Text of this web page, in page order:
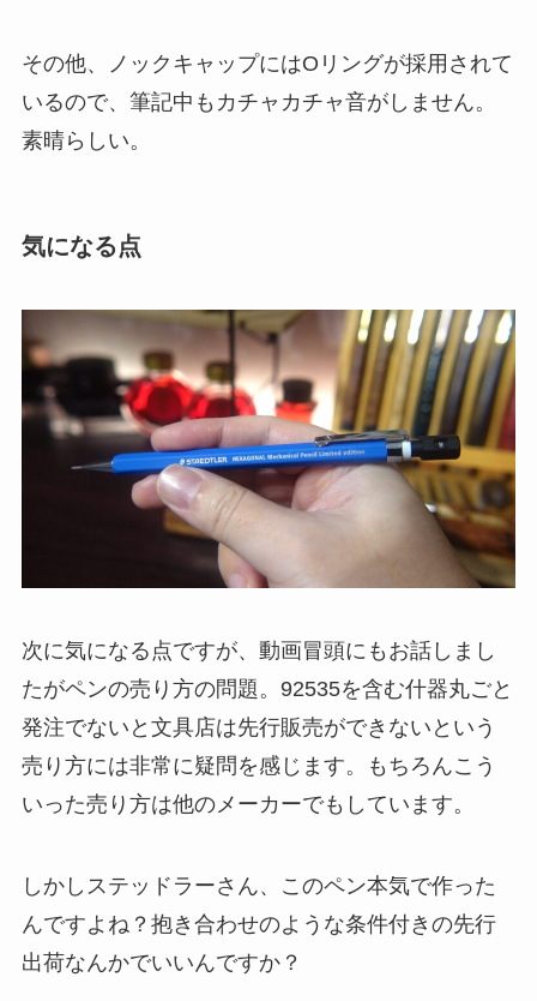
その他、 ノックキャップにはOリングが採用 されて
いるので、筆記中もカチャカチャ音がしません。
素晴らしい。
気になる点
次に気になる点ですが、動画冒頭にもお話しまし
たがペンの売り方の問題。 92535を含む什器丸ごと
発注でないと文具店は先行販売ができない という
売り方には非常に疑問を感じます。もちろんこう
いった売り方は他のメーカーでもしています。
しかしステッドラーさん、このペン本気で作った
んですよね？抱き合わせのような条件付きの先行
出荷なんかでいいんですか？